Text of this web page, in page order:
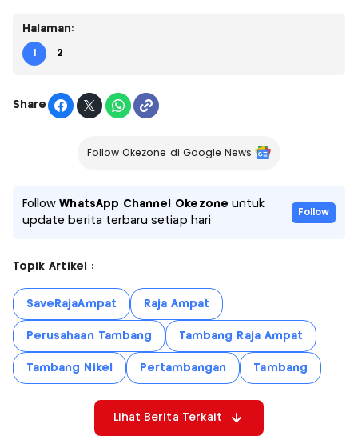
Halaman:
1 2
Share
Follow Okezone di Google News
FollowWhatsApp Channel Okezone untuk
update berita terbaru setiap hari
Follow
Topik Artikel :
SaveRajaAmpat Raja Ampat
Perusahaan Tambang Tambang Raja Ampat
Tambang Nikel Pertambangan Tambang
Lihat Berita Terkait